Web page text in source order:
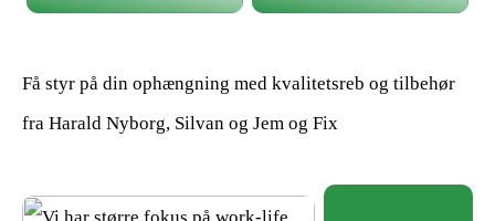
Få styr på din ophængning med kvalitetsreb og tilbehør
fra Harald Nyborg, Silvan og Jem og Fix